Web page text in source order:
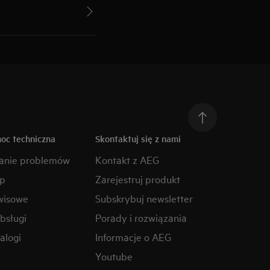
techniczna
problemów
Skontaktuj się z nami
Kontakt z AEG
Zarejestruj produkt
Subskrybuj newsletter
Porady i rozwiązania
Informacje o AEG
Youtube